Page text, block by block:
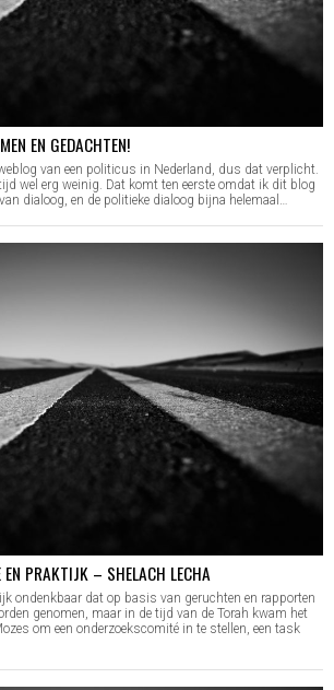
EN GEDACHTEN!
van een politicus in Nederland, dus dat verplicht.
wel erg weinig. Dat komt ten eerste omdat ik dit blog
dialoog, en de politieke dialoog bijna helemaal…
EN PRAKTIJK – SHELACH LECHA
ondenkbaar dat op basis van geruchten en rapporten
genomen, maar in de tijd van de Torah kwam het
om een onderzoekscomité in te stellen, een task